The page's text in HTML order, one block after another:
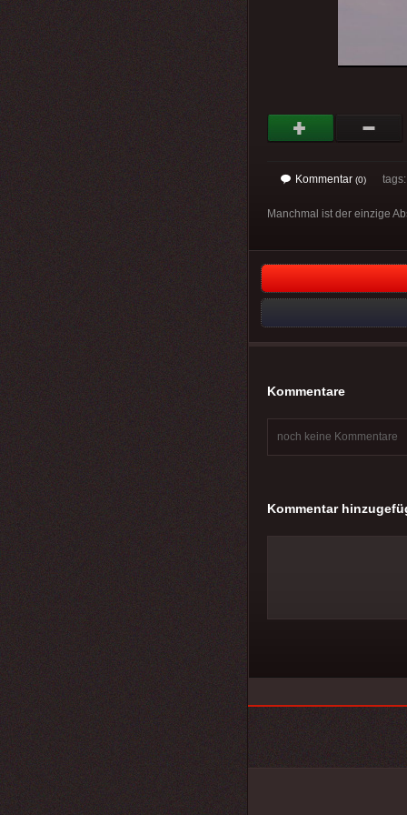
Kommentar (0) tags:
Manchmal ist der einzige
Kommentare
noch keine Kommentare
Kommentar